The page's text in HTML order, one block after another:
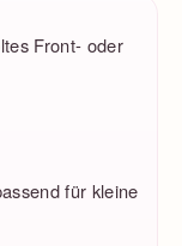
Front- oder
für kleine